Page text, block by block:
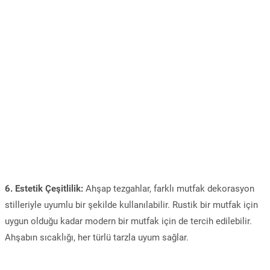
6. Estetik Çeşitlilik: Ahşap tezgahlar, farklı mutfak dekorasyon
stilleriyle uyumlu bir şekilde kullanılabilir. Rustik bir mutfak için
uygun olduğu kadar modern bir mutfak için de tercih edilebilir.
Ahşabın sıcaklığı, her türlü tarzla uyum sağlar.